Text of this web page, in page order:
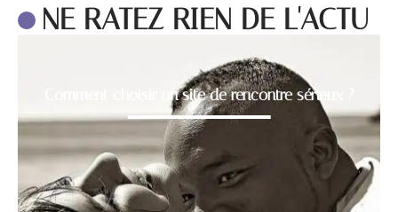
NE RATEZ RIEN DE L'ACTU
Comment choisir un site de rencontre sérieux ?